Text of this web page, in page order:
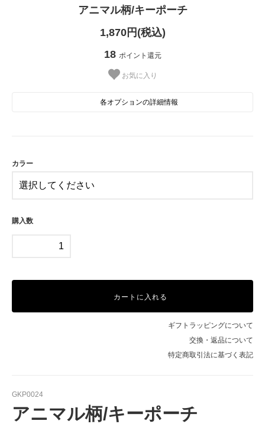
アニマル柄/キーポーチ
1,870円(税込)
18 ポイント還元
お気に入り
各オプションの詳細情報
カラー
購入数
カートに入れる
ギフトラッピングについて
交換・返品について
特定商取引法に基づく表記
GKP0024
アニマル柄/キーポーチ